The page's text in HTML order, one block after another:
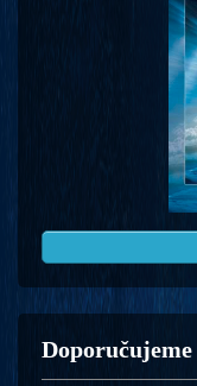
Doporučujeme